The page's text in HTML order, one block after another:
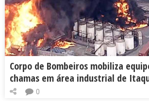
Corpo de Bombeiros mobiliza
chamas em área industrial de
0